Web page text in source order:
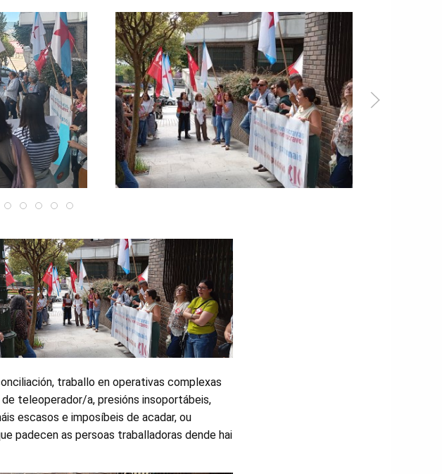
traballo en operativas complexas
teleoperador/a, presións insoportábeis,
escasos e imposíbeis de acadar, ou
padecen as persoas traballadoras dende hai